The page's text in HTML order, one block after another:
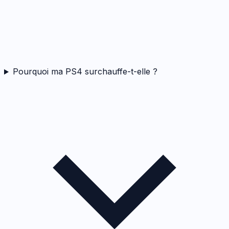
Pourquoi ma PS4 surchauffe-t-elle ?